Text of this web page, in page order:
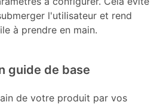
l'utilisateur et rend
à prendre en main.
guide de base
de votre produit par vos